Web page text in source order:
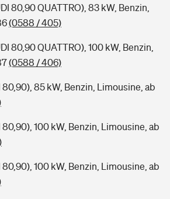
80,90 QUATTRO), 83 kW, Benzin,
(0588 / 405)
80,90 QUATTRO), 100 kW, Benzin,
(0588 / 406)
85 kW, Benzin, Limousine, ab
100 kW, Benzin, Limousine, ab
100 kW, Benzin, Limousine, ab